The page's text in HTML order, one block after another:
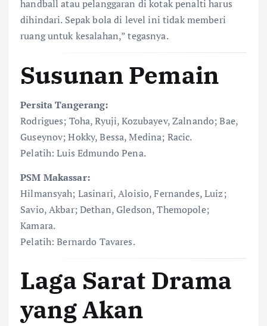
handball atau pelanggaran di kotak penalti harus
dihindari. Sepak bola di level ini tidak memberi
ruang untuk kesalahan,” tegasnya.
Susunan Pemain
Persita Tangerang:
Rodrigues; Toha, Ryuji, Kozubayev, Zalnando; Bae,
Guseynov; Hokky, Bessa, Medina; Racic.
Pelatih: Luis Edmundo Pena.
PSM Makassar:
Hilmansyah; Lasinari, Aloisio, Fernandes, Luiz;
Savio, Akbar; Dethan, Gledson, Themopole;
Kamara.
Pelatih: Bernardo Tavares.
Laga Sarat Drama
yang Akan